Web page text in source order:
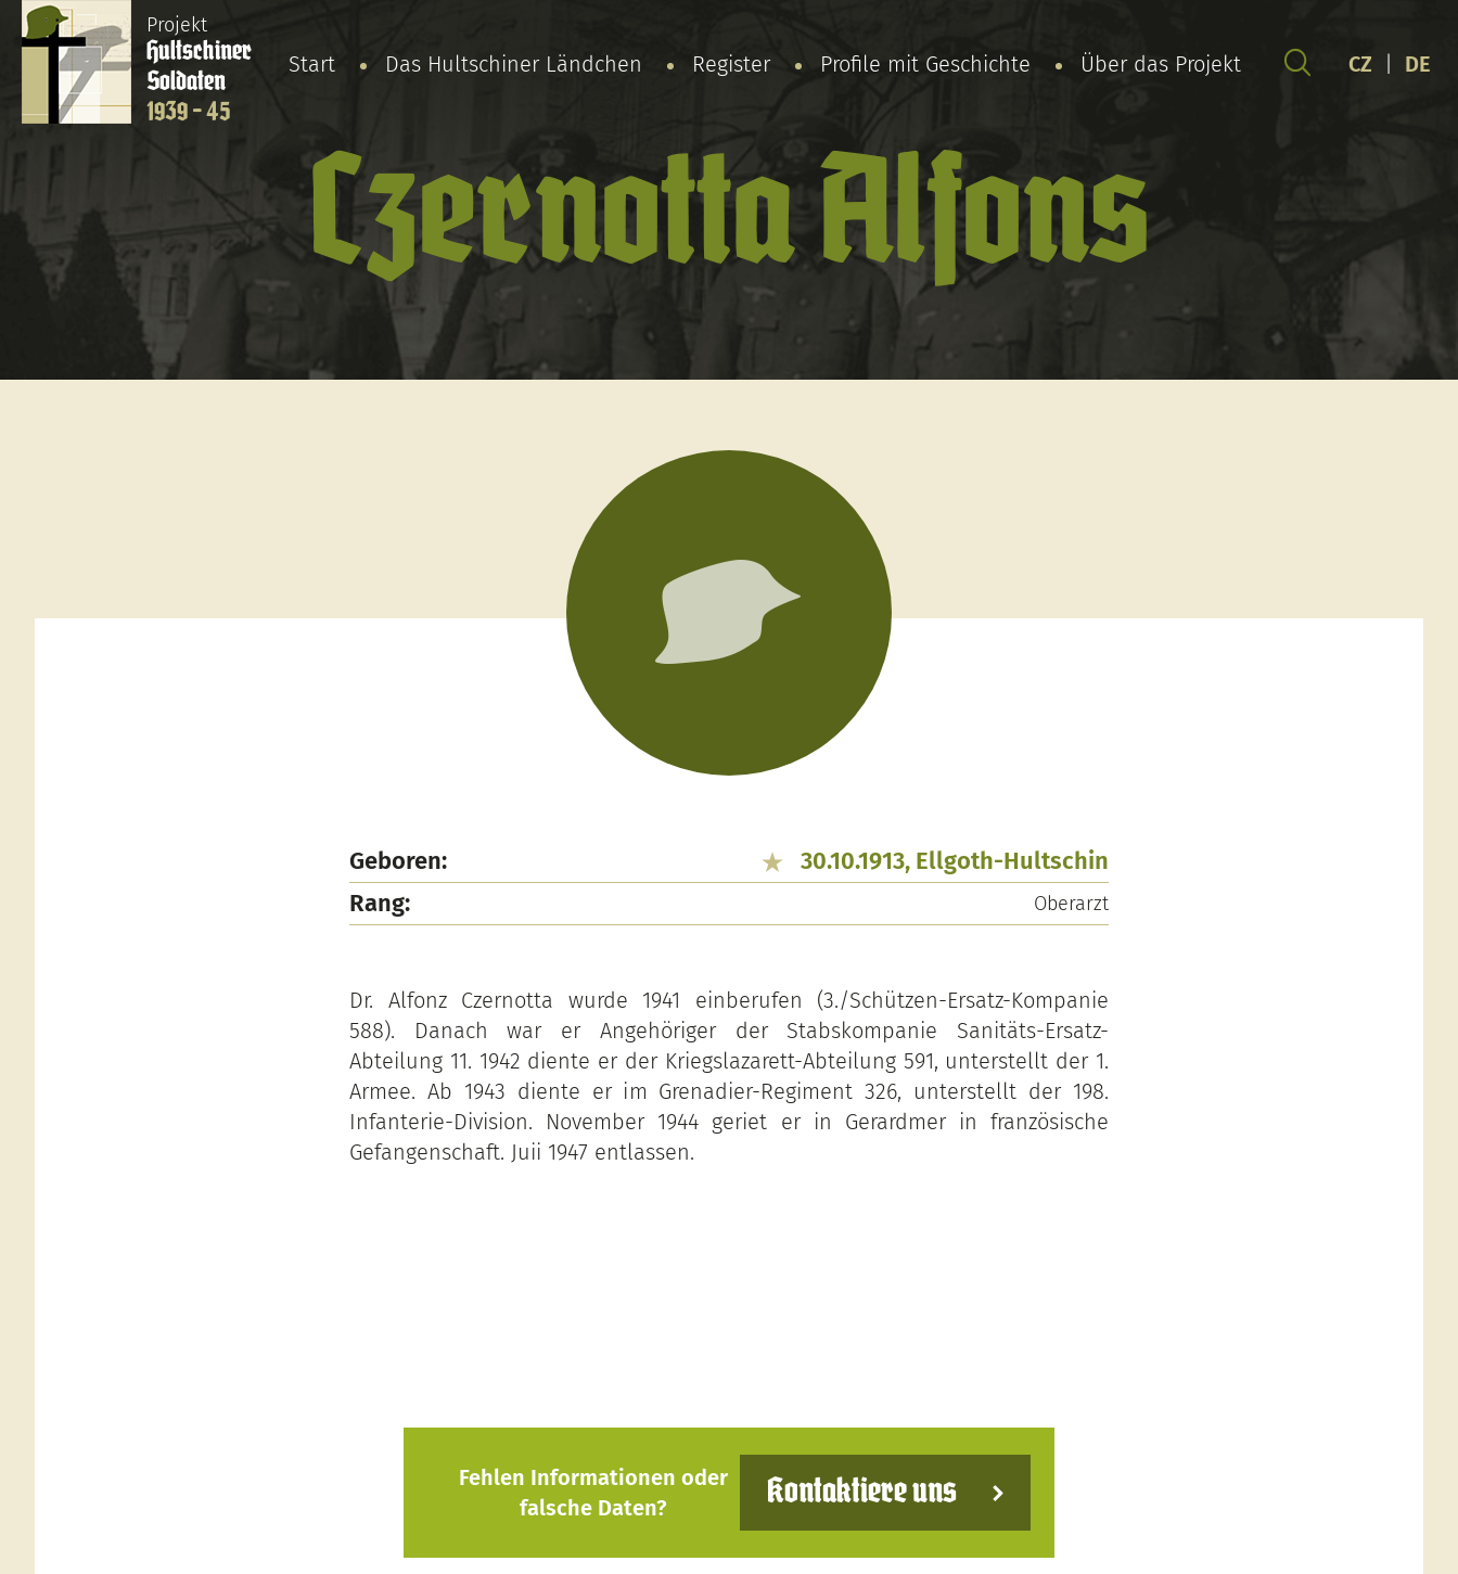
Projekt
Hultschiner
Soldaten
1939 - 45
Start Das Hultschiner Ländchen Register Profile mit Geschichte Über das Projekt CZ DE
Czernotta Alfons
Geboren:
30.10.1913, Ellgoth-Hultschin
Rang:
Oberarzt
Dr. Alfonz Czernotta wurde 1941 einberufen (3./Schützen-Ersatz-Kompanie
588). Danach war er Angehöriger der Stabskompanie Sanitäts-Ersatz-
Abteilung 11. 1942 diente er der Kriegslazarett-Abteilung 591, unterstellt der 1.
Armee. Ab 1943 diente er im Grenadier-Regiment 326, unterstellt der 198.
Infanterie-Division. November 1944 geriet er in Gerardmer in französische
Gefangenschaft. Juii 1947 entlassen.
Fehlen Informationen oder
falsche Daten?
Kontaktiere uns